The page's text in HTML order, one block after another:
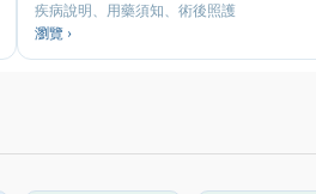
疾病說明、用藥須知、術後照護
瀏覽 ›